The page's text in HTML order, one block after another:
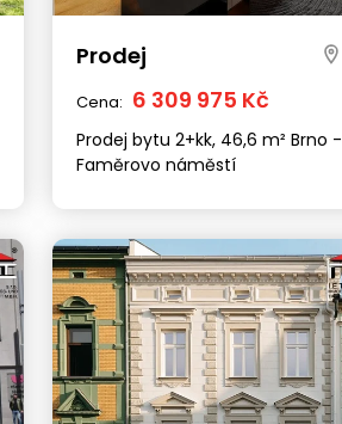
Prodej
Cena: 6 309 975 Kč
Prodej bytu 2+kk, 46,6 m² Brno -
Faměrovo náměstí